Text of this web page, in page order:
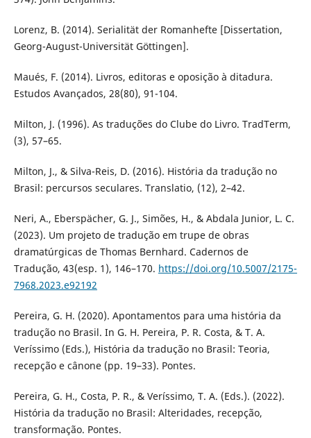
Lorenz, B. (2014). Serialität der Romanhefte [Dissertation,
Georg-August-Universität Göttingen].
Maués, F. (2014). Livros, editoras e oposição à ditadura.
Estudos Avançados, 28(80), 91-104.
Milton, J. (1996). As traduções do Clube do Livro. TradTerm,
(3), 57–65.
Milton, J., & Silva-Reis, D. (2016). História da tradução no
Brasil: percursos seculares. Translatio, (12), 2–42.
Neri, A., Eberspächer, G. J., Simões, H., & Abdala Junior, L. C.
(2023). Um projeto de tradução em trupe de obras
dramatúrgicas de Thomas Bernhard. Cadernos de
Tradução, 43(esp. 1), 146–170. https://doi.org/10.5007/2175-
7968.2023.e92192
Pereira, G. H. (2020). Apontamentos para uma história da
tradução no Brasil. In G. H. Pereira, P. R. Costa, & T. A.
Veríssimo (Eds.), História da tradução no Brasil: Teoria,
recepção e cânone (pp. 19–33). Pontes.
Pereira, G. H., Costa, P. R., & Veríssimo, T. A. (Eds.). (2022).
História da tradução no Brasil: Alteridades, recepção,
transformação. Pontes.